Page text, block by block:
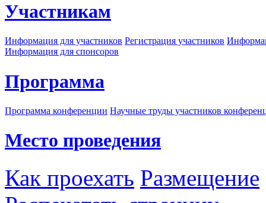
Участникам
Информация для участников Регистрация участников
Информация для спонсоров
Программа
Программа конференции Научные труды участников
Место проведения
Как проехать Размещение